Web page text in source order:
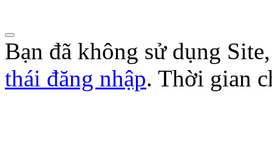
Bạn đã không sử dụng
thái đăng nhập. Thời gian